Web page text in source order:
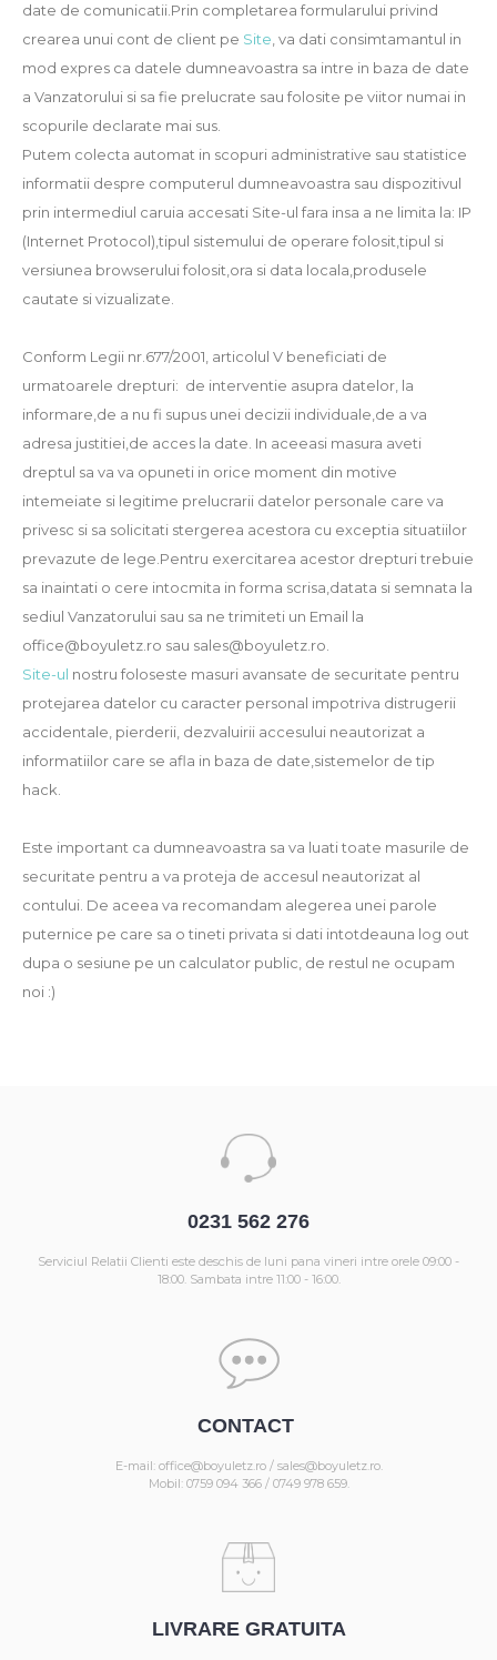
date de comunicatii.Prin completarea formularului privind
crearea unui cont de client pe Site , va dati consimtamantul in
mod expres ca datele dumneavoastra sa intre in baza de date
a Vanzatorului si sa fie prelucrate sau folosite pe viitor numai in
scopurile declarate mai sus.
Putem colecta automat in scopuri administrative sau statistice
informatii despre computerul dumneavoastra sau dispozitivul
prin intermediul caruia accesati Site-ul fara insa a ne limita la: IP
(Internet Protocol),tipul sistemului de operare folosit,tipul si
versiunea browserului folosit,ora si data locala,produsele
cautate si vizualizate.
Conform Legii nr.677/2001, articolul V beneficiati de
urmatoarele drepturi: de interventie asupra datelor, la
informare,de a nu fi supus unei decizii individuale,de a va
adresa justitiei,de acces la date. In aceeasi masura aveti
dreptul sa va va opuneti in orice moment din motive
intemeiate si legitime prelucrarii datelor personale care va
privesc si sa solicitati stergerea acestora cu exceptia situatiilor
prevazute de lege.Pentru exercitarea acestor drepturi trebuie
sa inaintati o cere intocmita in forma scrisa,datata si semnata la
sediul Vanzatorului sau sa ne trimiteti un Email la
office@boyuletz.ro sau sales@boyuletz.ro.
Site-ul nostru foloseste masuri avansate de securitate pentru
protejarea datelor cu caracter personal impotriva distrugerii
accidentale, pierderii, dezvaluirii accesului neautorizat a
informatiilor care se afla in baza de date,sistemelor de tip
hack.
Este important ca dumneavoastra sa va luati toate masurile de
securitate pentru a va proteja de accesul neautorizat al
contului. De aceea va recomandam alegerea unei parole
puternice pe care sa o tineti privata si dati intotdeauna log out
dupa o sesiune pe un calculator public, de restul ne ocupam
noi :)
0231 562 276
Serviciul Relatii Clienti este deschis de luni pana vineri intre orele 09:00 -
18:00. Sambata intre 11:00 - 16:00.
CONTACT
E-mail: office@boyuletz.ro / sales@boyuletz.ro.
Mobil: 0759 094 366 / 0749 978 659.
LIVRARE GRATUITA